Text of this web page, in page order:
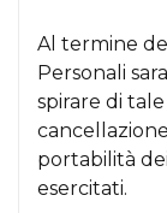
Al termine
Personali
spirare di
portabilità
esercitati.